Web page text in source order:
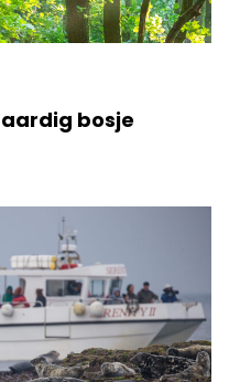
bosje